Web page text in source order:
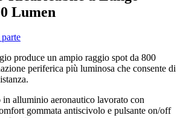
Lumen
produce un ampio raggio spot da 800
periferica più luminosa che consente di
in alluminio aeronautico lavorato con
gommata antiscivolo e pulsante on/off